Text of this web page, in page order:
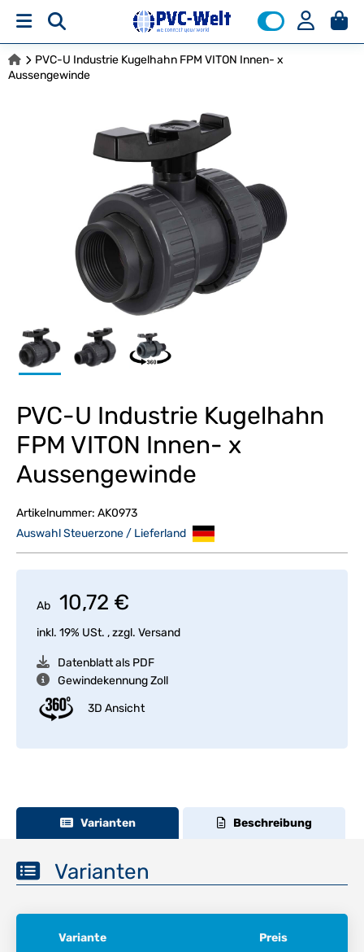
PVC-U Industrie Kugelhahn FPM VITON Innen- x
Aussengewinde
PVC-U Industrie Kugelhahn
FPM VITON Innen- x
Aussengewinde
Artikelnummer: AK0973
Auswahl Steuerzone / Lieferland
Ab 10,72 €
inkl. 19% USt. , zzgl. Versand
Datenblatt als PDF
Gewindekennung Zoll
3D Ansicht
Varianten Beschreibung
Varianten
Variante Preis